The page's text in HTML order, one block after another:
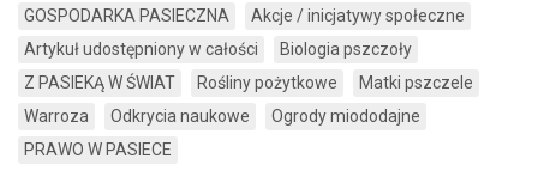
GOSPODARKA PASIECZNA
Akcje / inicjatywy społeczne
Artykuł udostępniony w całości
Biologia pszczoły
Z PASIEKĄ W ŚWIAT
Rośliny pożytkowe
Matki pszczele
Warroza
Odkrycia naukowe
Ogrody miododajne
PRAWO W PASIECE